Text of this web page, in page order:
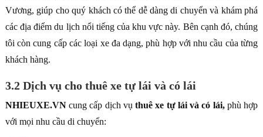
Vương, giúp cho quý khách có thể dễ dàng di chuyển và khám phá
các địa điểm du lịch nổi tiếng của khu vực này. Bên cạnh đó, chúng
tôi còn cung cấp các loại xe đa dạng, phù hợp với nhu cầu của từng
khách hàng.
3.2 Dịch vụ cho thuê xe tự lái và có lái
NHIEUXE.VNcung cấp dịch vụthuê xe tự lái và có lái,phù hợp
với mọi nhu cầu di chuyển: